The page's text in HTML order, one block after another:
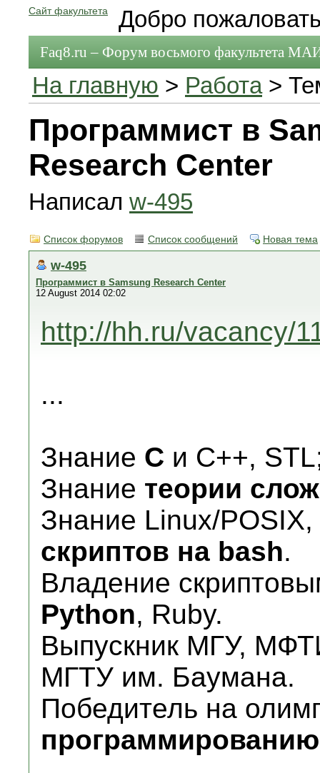
Сайт факультета Добро
Faq8.ru – Форум восьмого факультета
На главную > Работа>
Программист в
Research Center
Написал w-495
Список форумов Список сообщений Новая тема
w-495
Программист в Samsung Research Center
12 August 2014 02:02
http://hh.ru/vacancy/
...
Знание С и С++,
Знание теории
Знание Linux/
скриптов на bash.
Владение
Python, Ruby.
Выпускник МГУ,
МГТУ им. Баумана.
Победитель на
программированию